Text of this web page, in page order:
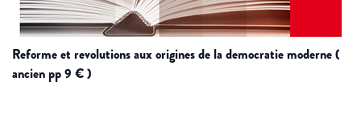
reforme et revolutions aux origines de la democratie moderne (
ancien pp 9 € )